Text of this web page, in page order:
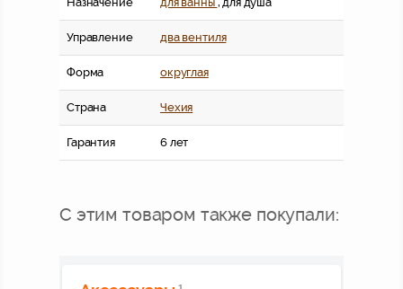
Управление два вентиля
Форма округлая
Страна Чехия
Гарантия 6 лет
С этим товаром также покупали:
1